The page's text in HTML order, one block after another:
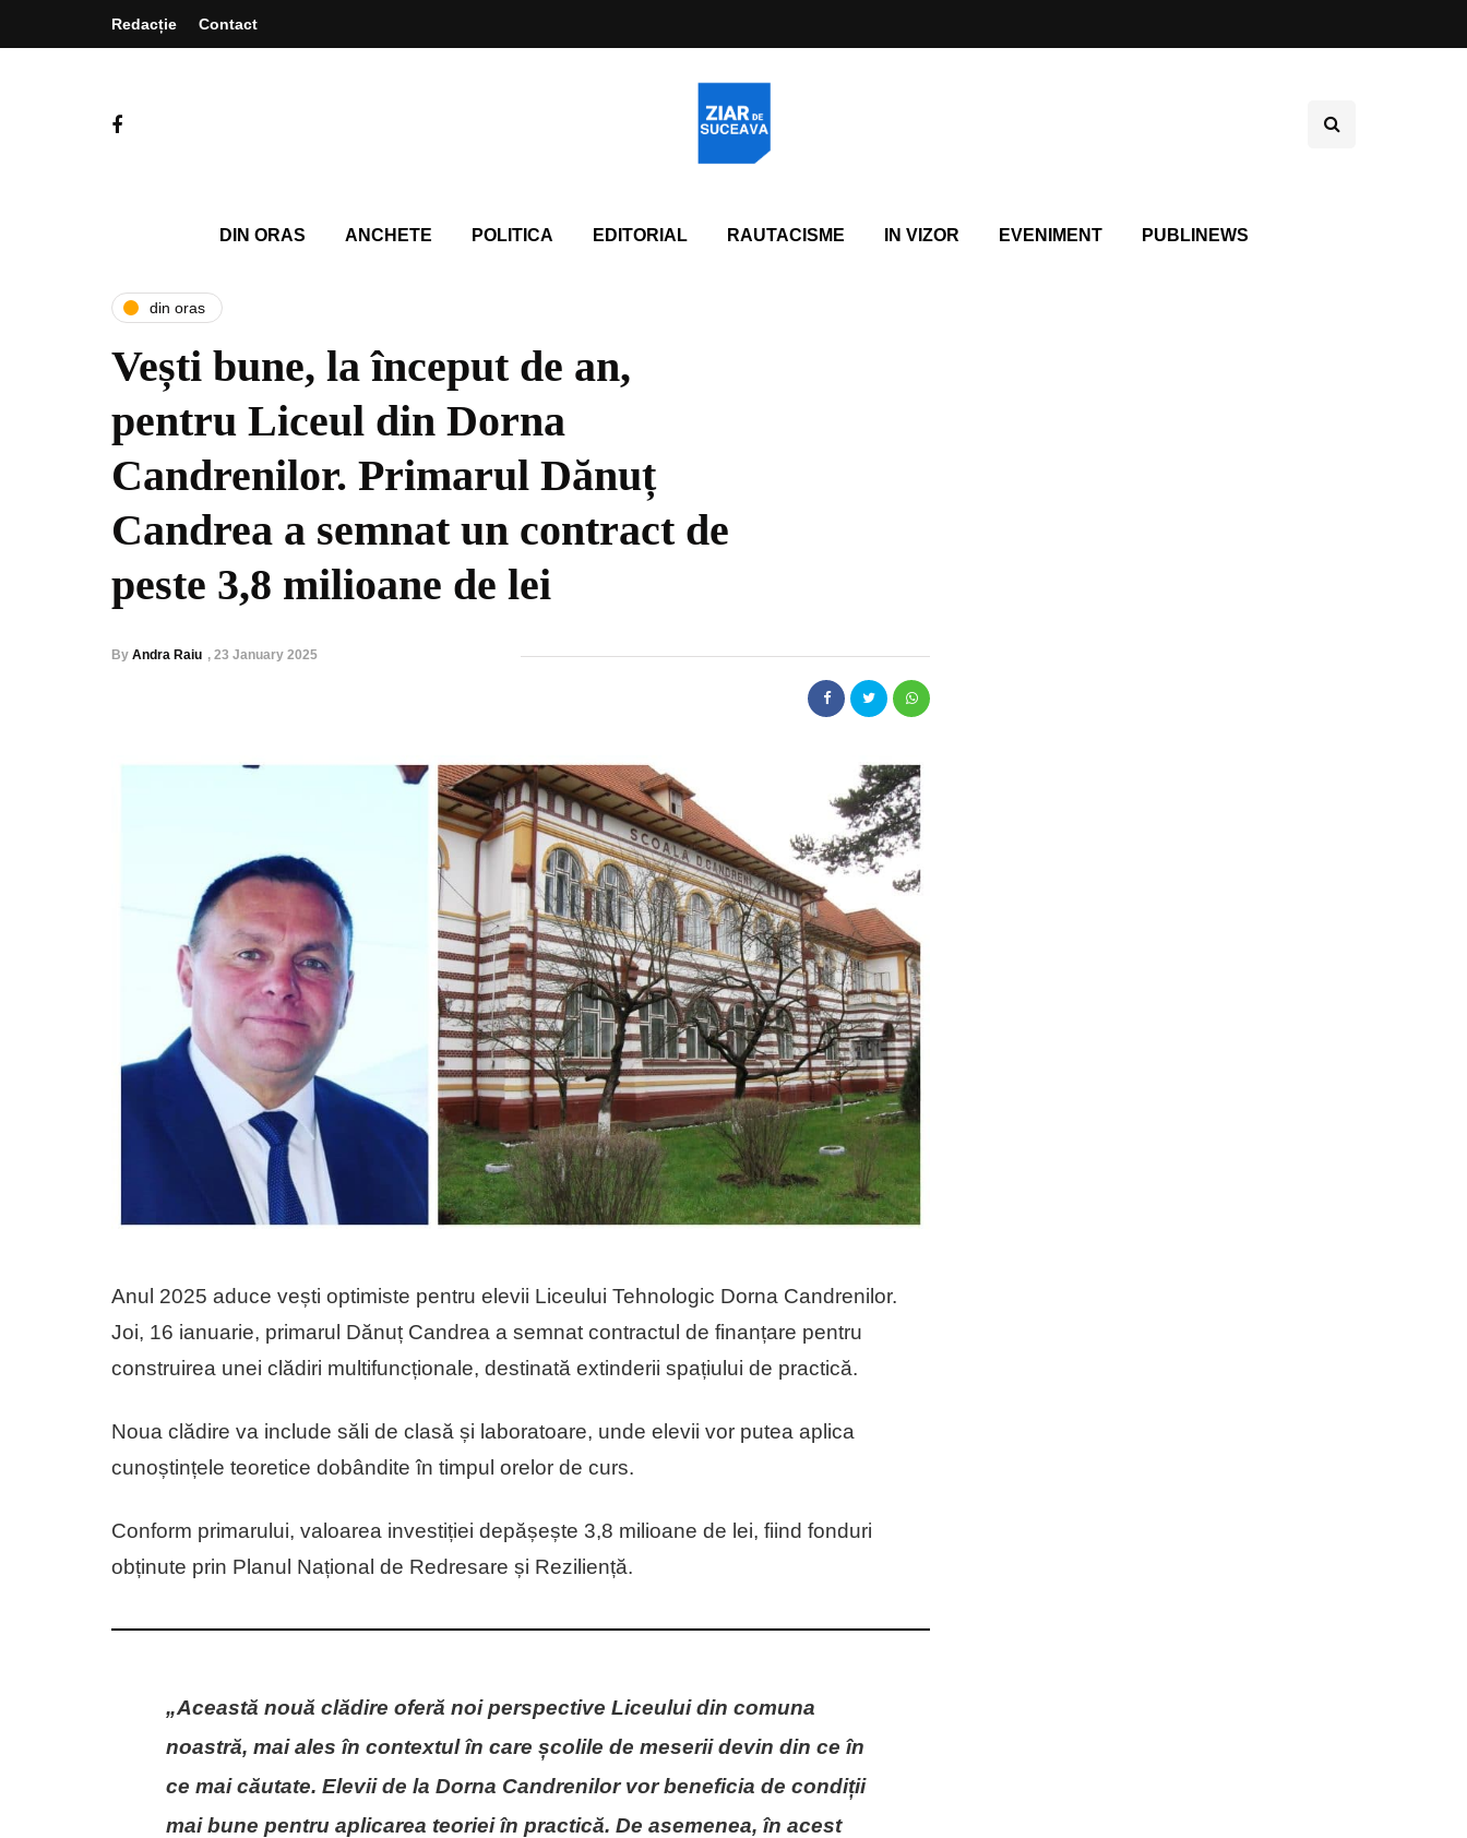
Redacție Contact
DIN ORAS ANCHETE POLITICA EDITORIAL RAUTACISME IN VIZOR EVENIMENT PUBLINEWS
din oras
Vești bune, la început de an,
pentru Liceul din Dorna
Candrenilor. Primarul Dănuț
Candrea a semnat un contract de
peste 3,8 milioane de lei
By Andra Raiu , 23 January 2025
Anul 2025 aduce vești optimiste pentru elevii Liceului Tehnologic Dorna Candrenilor.
Joi, 16 ianuarie, primarul Dănuț Candrea a semnat contractul de finanțare pentru
construirea unei clădiri multifuncționale, destinată extinderii spațiului de practică.
Noua clădire va include săli de clasă și laboratoare, unde elevii vor putea aplica
cunoștințele teoretice dobândite în timpul orelor de curs.
Conform primarului, valoarea investiției depășește 3,8 milioane de lei, fiind fonduri
obținute prin Planul Național de Redresare și Reziliență.
„Această nouă clădire oferă noi perspective Liceului din comuna
noastră, mai ales în contextul în care școlile de meserii devin din ce în
ce mai căutate. Elevii de la Dorna Candrenilor vor beneficia de condiții
mai bune pentru aplicarea teoriei în practică. De asemenea, în acest